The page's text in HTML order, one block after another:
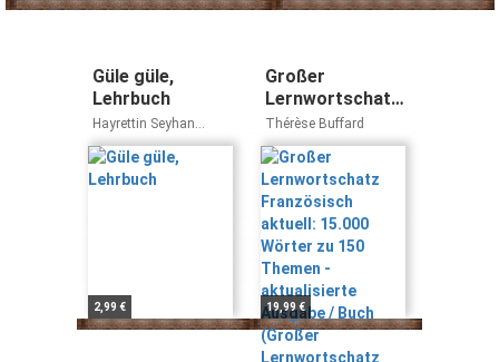
Güle güle,
Lehrbuch
Hayrettin Seyhan
Margarete I. Ersen-
Rasch
2,99 €
Großer
Lernwortschatz
Französisch
aktuell: 15.000
Wörter zu 150
Themen -
aktualisierte
Ausgabe / Buch
(Großer
Lernwortschatz
aktuell)
Thérèse Buffard
19,99 €